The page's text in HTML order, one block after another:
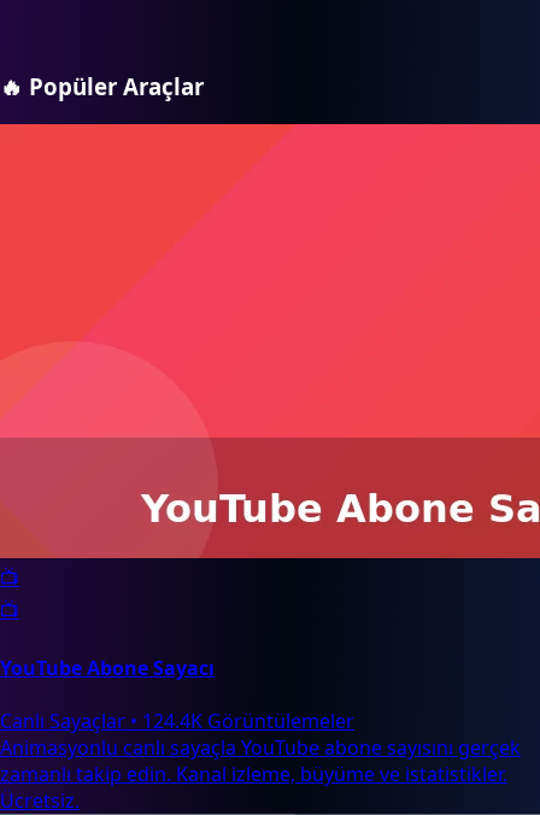
🔥 Popüler Araçlar
📺
📺
YouTube Abone Sayacı
Canlı Sayaçlar • 124.4K Görüntülemeler
Animasyonlu canlı sayaçla YouTube abone sayısını gerçek
zamanlı takip edin. Kanal izleme, büyüme ve istatistikler.
Ücretsiz.